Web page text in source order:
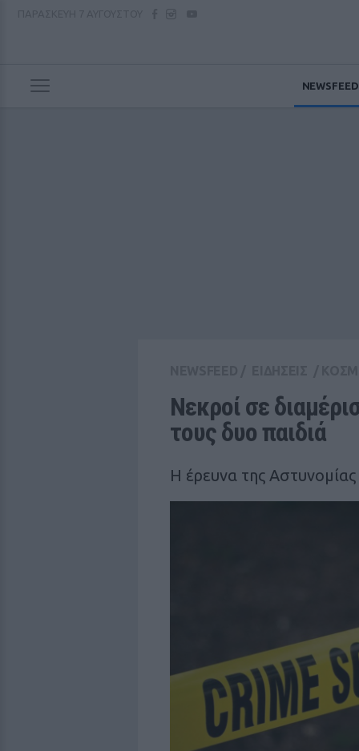
NEWSFEED
Νεκροί σε
τους δυο παιδιά
Η έρευνα της Αστυνομίας